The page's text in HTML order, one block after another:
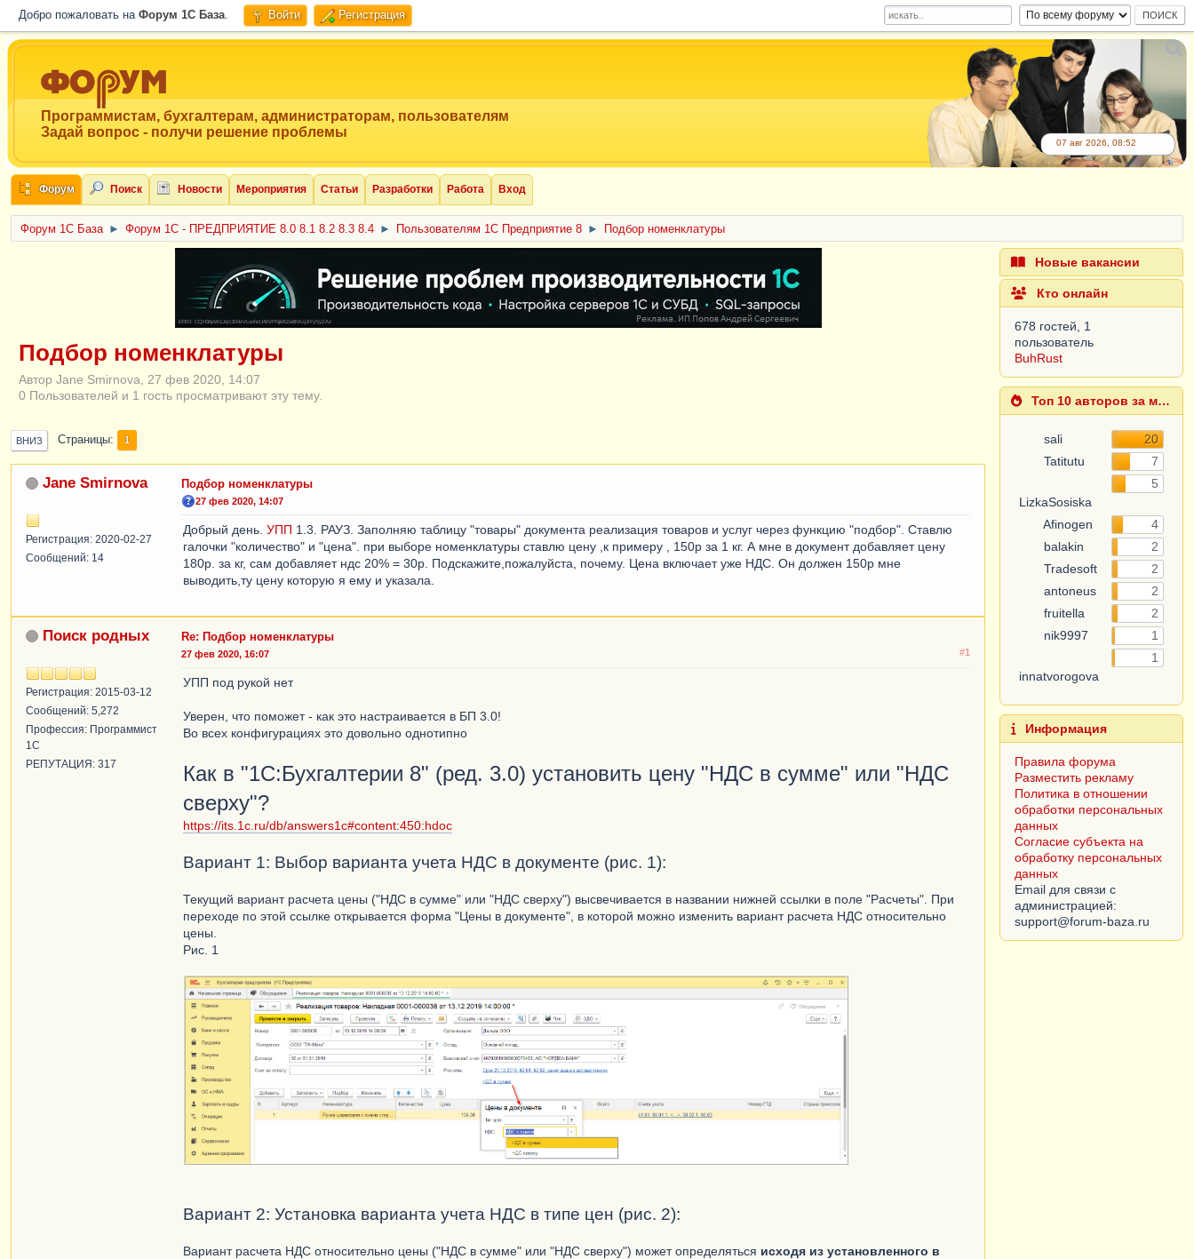
Добро пожаловать на Форум 1C База. Войти Регистрация
Программистам, бухгалтерам, администраторам, пользователям
Задай вопрос - получи решение проблемы
07 авг 2026, 08:52
Форум Поиск Новости Мероприятия Статьи Разработки Работа Вход
Форум 1C База ► Форум 1С - ПРЕДПРИЯТИЕ 8.0 8.1 8.2 8.3 8.4 ► Пользователям 1С Предприятие 8 ► Подбор номенклатуры
ERID: CQH36pWzJqVJD4xVLsnhcU4hVPNjkBZe8KKxjJiYySyZAz
Подбор номенклатуры
Автор Jane Smirnova, 27 фев 2020, 14:07
0 Пользователей и 1 гость просматривают эту тему.
ВНИЗ Страницы 1
Jane Smirnova
Регистрация: 2020-02-27
Сообщений: 14
Подбор номенклатуры
27 фев 2020, 14:07
Добрый день. УПП 1.3. РАУЗ. Заполняю таблицу "товары" документа реализация товаров и услуг через функцию "подбор". Ставлю
галочки "количество" и "цена". при выборе номенклатуры ставлю цену ,к примеру , 150р за 1 кг. А мне в документ добавляет цену
180р. за кг, сам добавляет ндс 20% = 30р. Подскажите,пожалуйста, почему. Цена включает уже НДС. Он должен 150р мне
выводить,ту цену которую я ему и указала.
Поиск родных
Регистрация: 2015-03-12
Сообщений: 5,272
Профессия: Программист
1С
РЕПУТАЦИЯ: 317
Re: Подбор номенклатуры
#1
27 фев 2020, 16:07
УПП под рукой нет
Уверен, что поможет - как это настраивается в БП 3.0!
Во всех конфигурациях это довольно однотипно
Как в "1С:Бухгалтерии 8" (ред. 3.0) установить цену "НДС в сумме" или "НДС
сверху"?
https://its.1c.ru/db/answers1c#content:450:hdoc
Вариант 1: Выбор варианта учета НДС в документе (рис. 1):
Текущий вариант расчета цены ("НДС в сумме" или "НДС сверху") высвечивается в названии нижней ссылки в поле "Расчеты". При
переходе по этой ссылке открывается форма "Цены в документе", в которой можно изменить вариант расчета НДС относительно
цены.
Рис. 1
Вариант 2: Установка варианта учета НДС в типе цен (рис. 2):
Вариант расчета НДС относительно цены ("НДС в сумме" или "НДС сверху") может определяться исходя из установленного в
Новые вакансии
Кто онлайн
678 гостей, 1
пользователь
BuhRust
Топ 10 авторов за месяц
sali
20
Tatitutu
7
LizkaSosiska
5
Afinogen
4
balakin
2
Tradesoft
2
antoneus
2
fruitella
2
nik9997
1
innatvorogova
1
Информация
Правила форума
Разместить рекламу
Политика в отношении
обработки персональных
данных
Согласие субъекта на
обработку персональных
данных
Email для связи с
администрацией: